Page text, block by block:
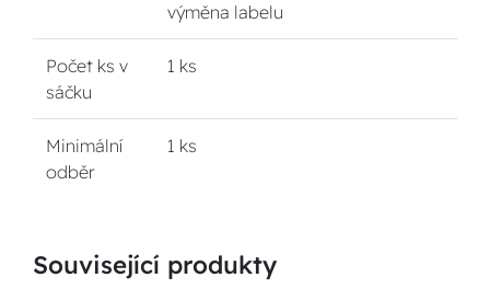
výměna labelu
Počet ks v
sáčku
1 ks
Minimální
odběr
1 ks
Související produkty